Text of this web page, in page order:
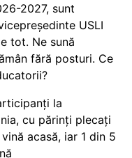
2027, sunt
USLI
tot. Ne sună
fără posturi. Ce
la
cu părinți plecați
acasă, iar 1 din 5